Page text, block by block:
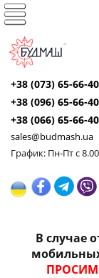
+38 (073) 65-66-
+38 (096) 65-66-
+38 (066) 65-66-
sales@budmash.ua
График: Пн-Пт с
В случае
ПРОСИМ